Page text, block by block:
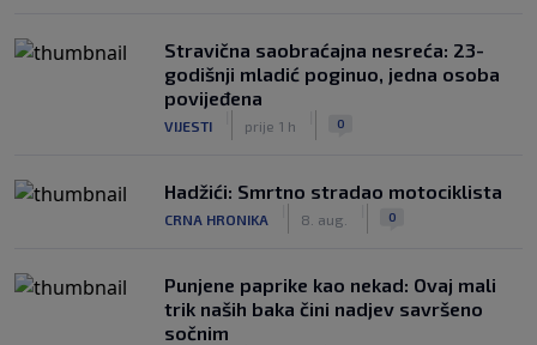
Stravična saobraćajna nesreća: 23-
godišnji mladić poginuo, jedna osoba
povijeđena
VIJESTI prije 1 h 0
Hadžići: Smrtno stradao motociklista
CRNA HRONIKA 8. aug. 0
Punjene paprike kao nekad: Ovaj mali
trik naših baka čini nadjev savršeno
sočnim